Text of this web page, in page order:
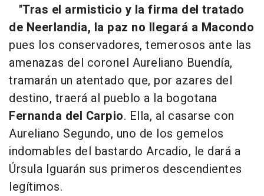
"Tras el armisticio y la firma del tratado
de Neerlandia, la paz no llegará a Macondo
pues los conservadores, temerosos ante las
amenazas del coronel Aureliano Buendía,
tramarán un atentado que, por azares del
destino, traerá al pueblo a la bogotana
Fernanda del Carpio. Ella, al casarse con
Aureliano Segundo, uno de los gemelos
indomables del bastardo Arcadio, le dará a
Úrsula Iguarán sus primeros descendientes
legítimos.